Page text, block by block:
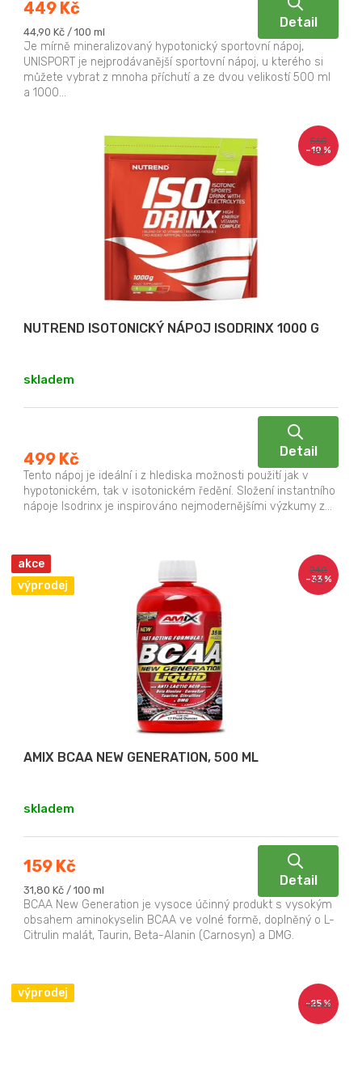
449 Kč
Měrná
cena:
44,90 Kč / 100 ml
Detail
Je mírně mineralizovaný hypotonický sportovní nápoj,
UNISPORT je nejprodávanější sportovní nápoj, u kterého si
můžete vybrat z mnoha příchutí a ze dvou velikostí 500 ml
a 1000...
560
Kč
–10 %
NUTREND ISOTONICKÝ NÁPOJ ISODRINX 1000 G
skladem
499 Kč Detail
Tento nápoj je ideální i z hlediska možnosti použití jak v
hypotonickém, tak v isotonickém ředění. Složení instantního
nápoje Isodrinx je inspirováno nejmodernějšími výzkumy z...
akce
výprodej
240
Kč
–33 %
AMIX BCAA NEW GENERATION, 500 ML
skladem
159 Kč
Měrná
cena:
31,80 Kč / 100 ml
Detail
BCAA New Generation je vysoce účinný produkt s vysokým
obsahem aminokyselin BCAA ve volné formě, doplněný o L-
Citrulin malát, Taurin, Beta-Alanin (Carnosyn) a DMG.
výprodej
40 Kč
–25 %